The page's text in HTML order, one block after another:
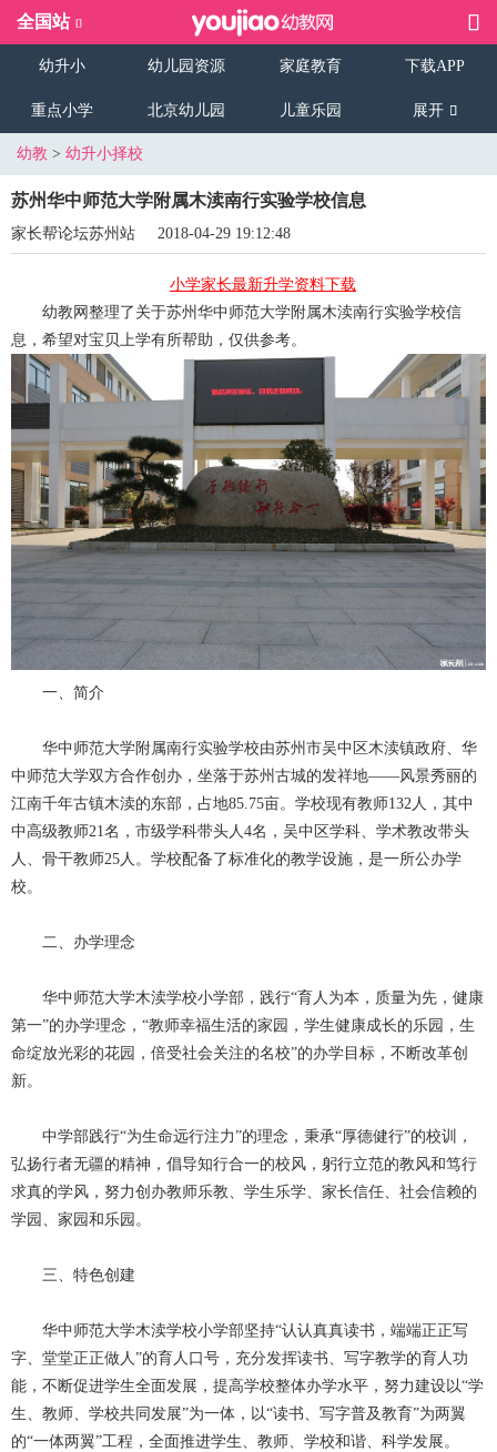
全国站
幼升小 幼儿园资源 家庭教育 下载APP
重点小学 北京幼儿园 儿童乐园 展开
幼教 > 幼升小择校
苏州华中师范大学附属木渎南行实验学校信息
家长帮论坛苏州站 2018-04-29 19:12:48
小学家长最新升学资料下载
幼教网整理了关于苏州华中师范大学附属木渎南行实验学校信
息，希望对宝贝上学有所帮助，仅供参考。
一、简介
华中师范大学附属南行实验学校由苏州市吴中区木渎镇政府、华
中师范大学双方合作创办，坐落于苏州古城的发祥地——风景秀丽的
江南千年古镇木渎的东部，占地85.75亩。学校现有教师132人，其中
中高级教师21名，市级学科带头人4名，吴中区学科、学术教改带头
人、骨干教师25人。学校配备了标准化的教学设施，是一所公办学
校。
二、办学理念
华中师范大学木渎学校小学部，践行“育人为本，质量为先，健康
第一”的办学理念，“教师幸福生活的家园，学生健康成长的乐园，生
命绽放光彩的花园，倍受社会关注的名校”的办学目标，不断改革创
新。
中学部践行“为生命远行注力”的理念，秉承“厚德健行”的校训，
弘扬行者无疆的精神，倡导知行合一的校风，躬行立范的教风和笃行
求真的学风，努力创办教师乐教、学生乐学、家长信任、社会信赖的
学园、家园和乐园。
三、特色创建
华中师范大学木渎学校小学部坚持“认认真真读书，端端正正写
字、堂堂正正做人”的育人口号，充分发挥读书、写字教学的育人功
能，不断促进学生全面发展，提高学校整体办学水平，努力建设以“学
生、教师、学校共同发展”为一体，以“读书、写字普及教育”为两翼
的“一体两翼”工程，全面推进学生、教师、学校和谐、科学发展。